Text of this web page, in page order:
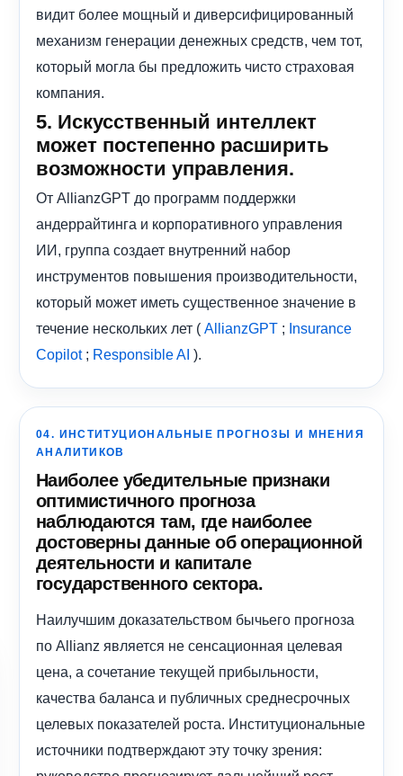
видит более мощный и диверсифицированный
механизм генерации денежных средств, чем тот,
который могла бы предложить чисто страховая
компания.
5. Искусственный интеллект
может постепенно расширить
возможности управления.
От AllianzGPT до программ поддержки
андеррайтинга и корпоративного управления
ИИ, группа создает внутренний набор
инструментов повышения производительности,
который может иметь существенное значение в
течение нескольких лет ( AllianzGPT ; Insurance
Copilot; Responsible AI ).
04. ИНСТИТУЦИОНАЛЬНЫЕ ПРОГНОЗЫ И МНЕНИЯ
АНАЛИТИКОВ
Наиболее убедительные признаки
оптимистичного прогноза
наблюдаются там, где наиболее
достоверны данные об операционной
деятельности и капитале
государственного сектора.
Наилучшим доказательством бычьего прогноза
по Allianz является не сенсационная целевая
цена, а сочетание текущей прибыльности,
качества баланса и публичных среднесрочных
целевых показателей роста. Институциональные
источники подтверждают эту точку зрения: